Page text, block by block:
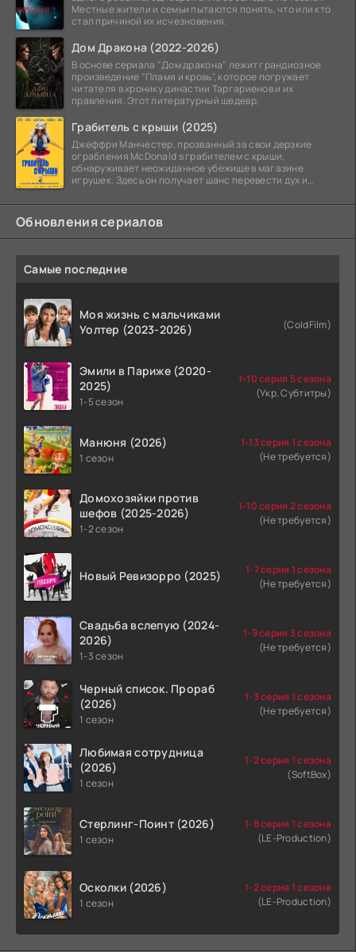
Местные жители и семьи пытаются понять, что или кто
стал причиной их исчезновения.
Дом Дракона (2022-2026)
В основе сериала "Дом дракона" лежит грандиозное
произведение "Пламя и кровь", которое погружает
читателя в хронику династии Таргариенов и их
правления. Этот литературный шедевр,
Грабитель с крыши (2025)
Джеффри Манчестер, прозванный за свои дерзкие
ограбления McDonald s грабителем с крыши,
обнаруживает неожиданное убежище в магазине
игрушек. Здесь он получает шанс перевести дух и
Обновления сериалов
Самые последние
Моя жизнь с мальчиками
Уолтер (2023-2026)
(ColdFilm)
Эмили в Париже (2020-
2025)
1-5 сезон
1-10 серия 5 сезона
(Укр. Субтитры)
Манюня (2026)
1 сезон
1-13 серия 1 сезона
(Не требуется)
Домохозяйки против
шефов (2025-2026)
1-2 сезон
1-10 серия 2 сезона
(Не требуется)
Новый Ревизорро (2025)
1-7 серия 1 сезона
(Не требуется)
Свадьба вслепую (2024-
2026)
1-3 сезон
1-9 серия 3 сезона
(Не требуется)
Черный список. Прораб
(2026)
1 сезон
1-3 серия 1 сезона
(Не требуется)
Любимая сотрудница
(2026)
1 сезон
1-2 серия 1 сезона
(SoftBox)
Стерлинг-Поинт (2026)
1 сезон
1-8 серия 1 сезона
(LE-Production)
Осколки (2026)
1 сезон
1-2 серия 1 сезона
(LE-Production)